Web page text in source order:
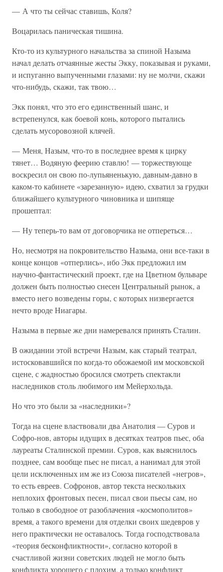
— А что ты сейчас ставишь, Коля?
Воцарилась паническая тишина.
Кто-то из культурного начальства за спиной Назыма
начал делать отчаянные жесты Экку, показывая и руками,
и испуганно выпученными глазами: ну не молчи, скажи
что-нибудь, скажи, так твою…
Экк понял, что это его единственный шанс, и
встрепенулся, как боевой конь, которого пытались
сделать мусоровозной клячей.
— Меня, Назым, что-то в последнее время к цирку
тянет… Водяную феерию ставлю! — торжествующе
воскресил он свою по-лупьяненькую, давным-давно в
каком-то кабинете «зарезанную» идею, схватил за грудки
ближайшего культурного чиновника и шипяще
прошептал:
— Ну теперь-то вам от договорчика не отпереться…
Но, несмотря на покровительство Назыма, они все-таки в
конце концов «отперлись», ибо Экк предложил им
научно-фантастический проект, где на Цветном бульваре
должен быть полностью снесен Центральный рынок, а
вместо него возведены горы, с которых низвергается
нечто вроде Ниагары.
Назыма в первые же дни намеревался принять Сталин.
В ожидании этой встречи Назым, как старый театрал,
истосковавшийся по когда-то обожаемой им московской
сцене, с жадностью бросился смотреть спектакли
наследников столь любимого им Мейерхольда.
Но что это были за «наследники»?
Тогда на сцене властвовали два Анатолия — Суров и
Софро-нов, авторы идущих в десятках театров пьес, оба
лауреаты Сталинской премии. Суров, как выяснилось
позднее, сам вообще пьес не писал, а нанимал для этой
цели исключенных им же из Союза писателей «негров»,
то есть евреев. Софронов, автор текста нескольких
неплохих фронтовых песен, писал свои пьесы сам, но
только в свободное от разоблачения «космополитов»
время, а такого времени для отделки своих шедевров у
него практически не оставалось. Тогда господствовала
«теория бесконфликтности», согласно которой в
счастливой жизни советских людей не могло быть
конфликта хорошего с плохим, а только конфликт